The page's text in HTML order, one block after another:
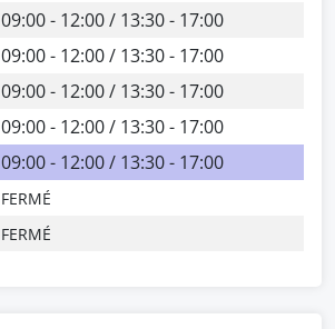
09:00 - 12:00 / 13:30 - 17:00
09:00 - 12:00 / 13:30 - 17:00
09:00 - 12:00 / 13:30 - 17:00
09:00 - 12:00 / 13:30 - 17:00
09:00 - 12:00 / 13:30 - 17:00
FERMÉ
FERMÉ